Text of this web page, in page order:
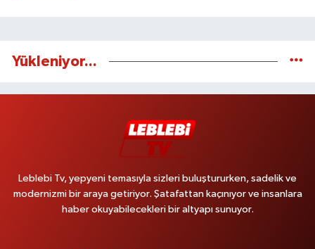
Yükleniyor...
Leblebi Tv, yepyeni temasıyla sizleri buluştururken, sadelik ve
modernizmi bir araya getiriyor. Şatafattan kaçınıyor ve insanlara
haber okuyabilecekleri bir altyapı sunuyor.